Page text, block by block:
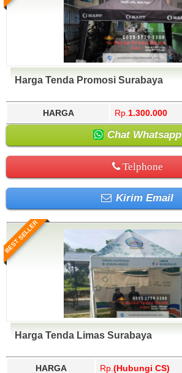
Harga Tenda Promosi Surabaya
HARGA Rp. 1.300.000
Chat Whatsapp
Telphone
Kirim Email
BEST SELLER
Harga Tenda Limas Surabaya
HARGA Rp. (Hubungi CS)